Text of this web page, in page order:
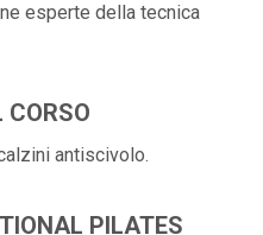
esperte della tecnica
CORSO
antiscivolo.
PILATES